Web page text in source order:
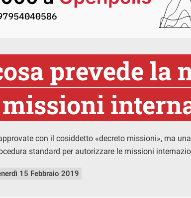
prevede la
con il cosiddetto «decreto missioni», ma
standard per autorizzare le missioni
15 Febbraio 2019